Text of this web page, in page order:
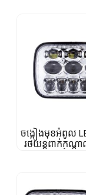
ចង្កៀងមុខអំពូល
រថយន្តពាក់កណ្ត